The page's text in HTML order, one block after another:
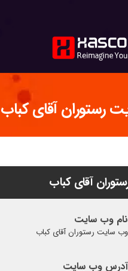
رستوران آقای کباب
آقای کباب
نام وب سایت
وب سایت رستوران آقای کباب
آدرس وب سایت